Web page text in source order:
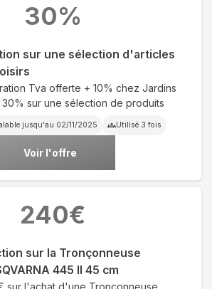
sur une sélection d'articles
Tva offerte + 10% chez Jardins
sur une sélection de produits
jusqu'au 02/11/2025 Utilisé 3 fois
Voir l'offre
30%
sur la Tronçonneuse
445 II 45 cm
sur l'achat d'une Tronçonneuse
240€